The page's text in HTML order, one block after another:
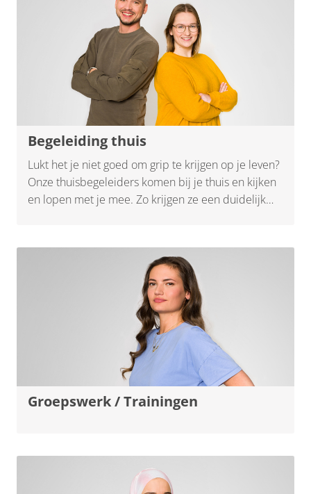
Begeleiding thuis
Lukt het je niet goed om grip te krijgen op je leven?
Onze thuisbegeleiders komen bij je thuis en kijken
en lopen met je mee. Zo krijgen ze een duidelijk
opvoeding, je administratie, je geldzaken, je relaties
of je indeling van de dag op orde te krijgen. Op een
Groepswerk / Trainingen